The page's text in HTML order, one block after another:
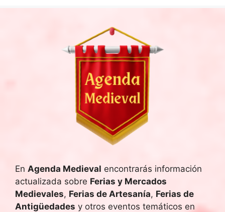
En Agenda Medieval encontrarás información
actualizada sobre Ferias y Mercados
Medievales, Ferias de Artesanía, Ferias de
Antigüedades y otros eventos temáticos en